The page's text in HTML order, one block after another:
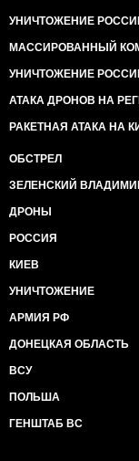
УНИЧТОЖЕНИЕ
МАССИРОВАННЫЙ
УНИЧТОЖЕНИЕ
АТАКА ДРОНОВ НА
РАКЕТНАЯ АТАКА НА
ОБСТРЕЛ
ЗЕЛЕНСКИЙ
ДРОНЫ
РОССИЯ
КИЕВ
УНИЧТОЖЕНИЕ
АРМИЯ РФ
ДОНЕЦКАЯ ОБЛАСТЬ
ВСУ
ПОЛЬША
ГЕНШТАБ ВС